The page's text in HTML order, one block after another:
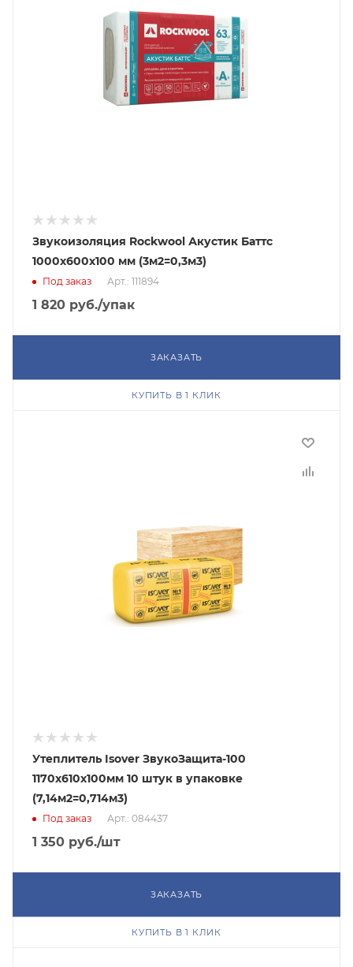
Звукоизоляция Rockwool Акустик Баттс
1000х600х100 мм (3м2=0,3м3)
Под заказ Арт.: 111894
1 820 руб./упак
ЗАКАЗАТЬ
КУПИТЬ В 1 КЛИК
Утеплитель Isover ЗвукоЗащита-100
1170х610х100мм 10 штук в упаковке
(7,14м2=0,714м3)
Под заказ Арт.: 084437
1 350 руб./шт
ЗАКАЗАТЬ
КУПИТЬ В 1 КЛИК